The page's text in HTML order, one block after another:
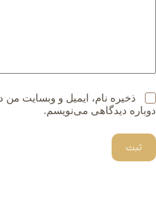
ذخیره نام، ایمیل و وبسایت من
دوباره دیدگاهی می‌نویسم.
ثبت